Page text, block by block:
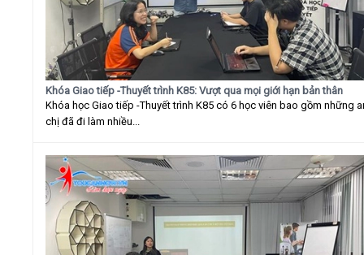
Khóa Giao tiếp -Thuyết trình K85: Vượt qua mọi giới hạn bản thân
Khóa học Giao tiếp -Thuyết trình K85 có 6 học viên bao gồm những
chị đã đi làm nhiều...